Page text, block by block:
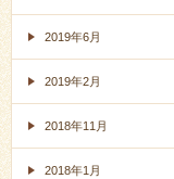
2019年6月
2019年2月
2018年11月
2018年1月